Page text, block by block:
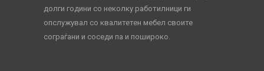
долги години со неколку работилници ги
опслужувал со квалитетен мебел своите
сограѓани и соседи па и пошироко.